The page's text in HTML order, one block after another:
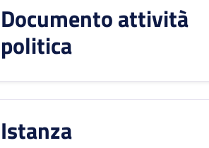
Documento attività
politica
Istanza